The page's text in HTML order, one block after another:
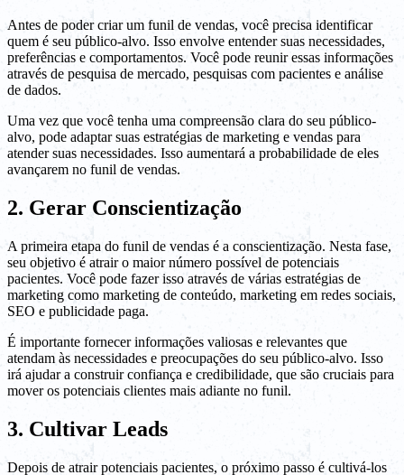
Antes de poder criar um funil de vendas, você precisa identificar
quem é seu público-alvo. Isso envolve entender suas necessidades,
preferências e comportamentos. Você pode reunir essas informações
através de pesquisa de mercado, pesquisas com pacientes e análise
de dados.
Uma vez que você tenha uma compreensão clara do seu público-
alvo, pode adaptar suas estratégias de marketing e vendas para
atender suas necessidades. Isso aumentará a probabilidade de eles
avançarem no funil de vendas.
2. Gerar Conscientização
A primeira etapa do funil de vendas é a conscientização. Nesta fase,
seu objetivo é atrair o maior número possível de potenciais
pacientes. Você pode fazer isso através de várias estratégias de
marketing como marketing de conteúdo, marketing em redes sociais,
SEO e publicidade paga.
É importante fornecer informações valiosas e relevantes que
atendam às necessidades e preocupações do seu público-alvo. Isso
irá ajudar a construir confiança e credibilidade, que são cruciais para
mover os potenciais clientes mais adiante no funil.
3. Cultivar Leads
Depois de atrair potenciais pacientes, o próximo passo é cultivá-los